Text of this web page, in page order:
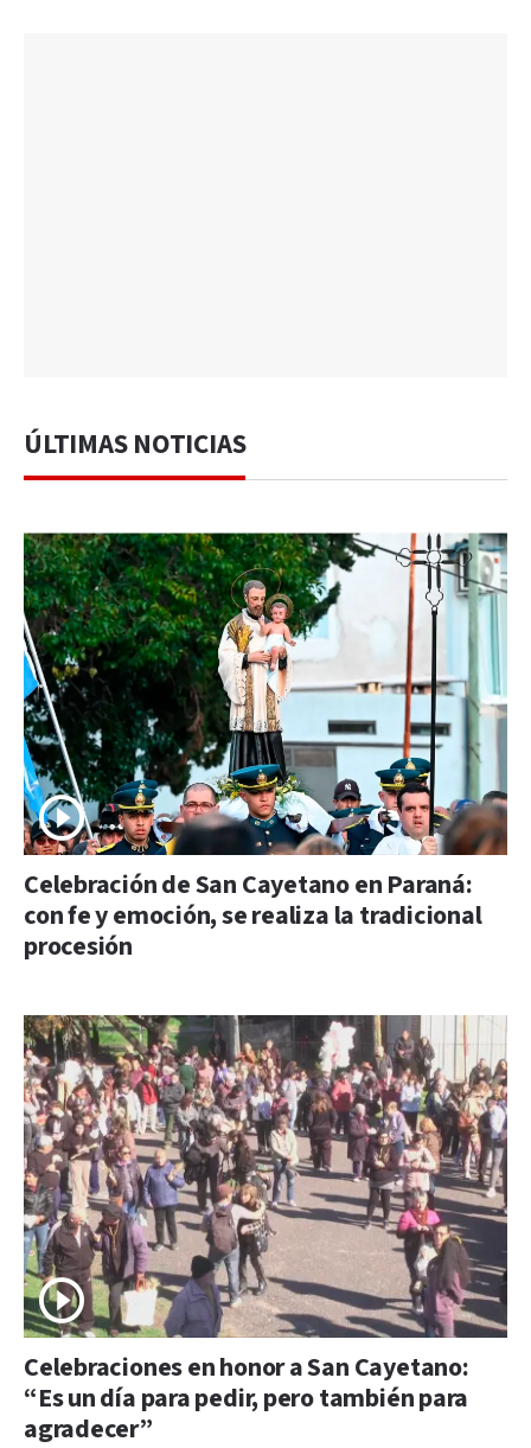
ÚLTIMAS NOTICIAS
Celebración de San Cayetano en Paraná:
con fe y emoción, se realiza la tradicional
procesión
Celebraciones en honor a San Cayetano:
“Es un día para pedir, pero también para
agradecer”